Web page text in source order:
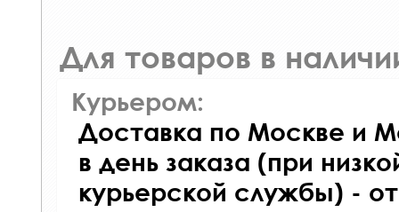
Для товаров в
Курьером:
Доставка по Москве и
в день заказа (при
курьерской службы) -